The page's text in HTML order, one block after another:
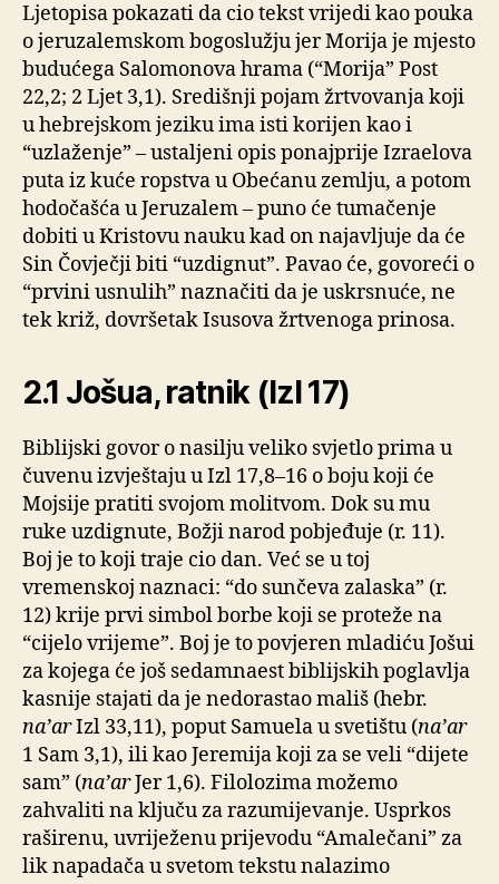
Ljetopisa pokazati da cio tekst vrijedi kao pouka
o jeruzalemskom bogoslužju jer Morija je mjesto
budućega Salomonova hrama (“Morija” Post
22,2; 2 Ljet 3,1). Središnji pojam žrtvovanja koji
u hebrejskom jeziku ima isti korijen kao i
“uzlaženje” – ustaljeni opis ponajprije Izraelova
puta iz kuće ropstva u Obećanu zemlju, a potom
hodočašća u Jeruzalem – puno će tumačenje
dobiti u Kristovu nauku kad on najavljuje da će
Sin Čovječji biti “uzdignut”. Pavao će, govoreći o
“prvini usnulih” naznačiti da je uskrsnuće, ne
tek križ, dovršetak Isusova žrtvenoga prinosa.
2.1 Jošua, ratnik (Izl 17)
Biblijski govor o nasilju veliko svjetlo prima u
čuvenu izvještaju u Izl 17,8–16 o boju koji će
Mojsije pratiti svojom molitvom. Dok su mu
ruke uzdignute, Božji narod pobjeđuje (r. 11).
Boj je to koji traje cio dan. Već se u toj
vremenskoj naznaci: “do sunčeva zalaska” (r.
12) krije prvi simbol borbe koji se proteže na
“cijelo vrijeme”. Boj je to povjeren mladiću Jošui
za kojega će još sedamnaest biblijskih poglavlja
kasnije stajati da je nedorastao mališ (hebr.
na’arIzl 33,11), poput Samuela u svetištu (na’ar
1 Sam 3,1), ili kao Jeremija koji za se veli “dijete
sam” (na’arJer 1,6). Filolozima možemo
zahvaliti na ključu za razumijevanje. Usprkos
raširenu, uvriježenu prijevodu “Amalečani” za
lik napadača u svetom tekstu nalazimo